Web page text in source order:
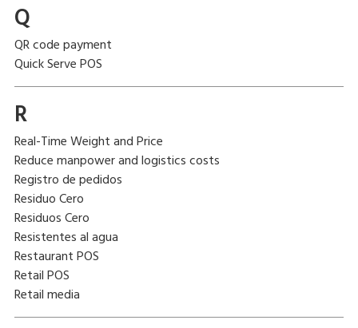
Q
QR code payment
Quick Serve POS
R
Real-Time Weight and Price
Reduce manpower and logistics costs
Registro de pedidos
Residuo Cero
Residuos Cero
Resistentes al agua
Restaurant POS
Retail POS
Retail media